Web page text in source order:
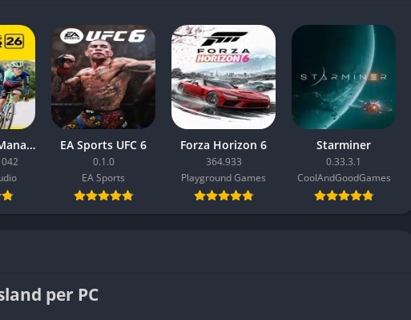
Pro Cycling Manager 26 EA Sports UFC 6
0.1.0
EA Sports
Forza Horizon 6
364.933
Playground Games
Starminer
0.33.3.1
CoolAndGoodGames
per PC